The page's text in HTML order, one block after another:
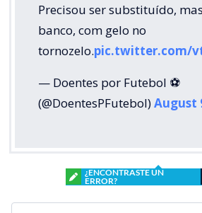
Precisou ser substituído,
banco, com gelo no
tornozelo.pic.twitter.com/
— Doentes por Futebol ⚽
(@DoentesPFutebol)August
¿ENCONTRASTE UN
ERROR?